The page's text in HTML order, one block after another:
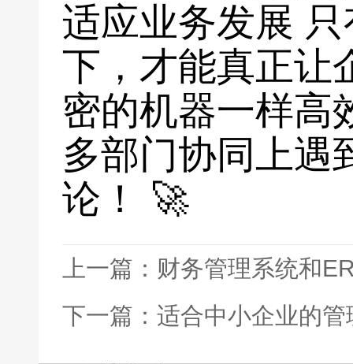
适应业务发展
下，才能真正让
密的机器一样高
多部门协同上遇
论！ 🚀
上一篇：财务管理系统和
下一篇：适合中小企业的